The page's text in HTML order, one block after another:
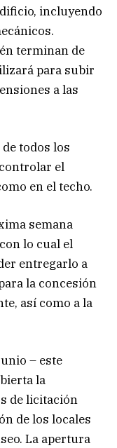
incluyendo
terminan de
para subir
a las
todos los
el
en el techo.
semana
lo cual el
entregarlo a
la concesión
así como a la
– este
la
de licitación
de los locales
La apertura